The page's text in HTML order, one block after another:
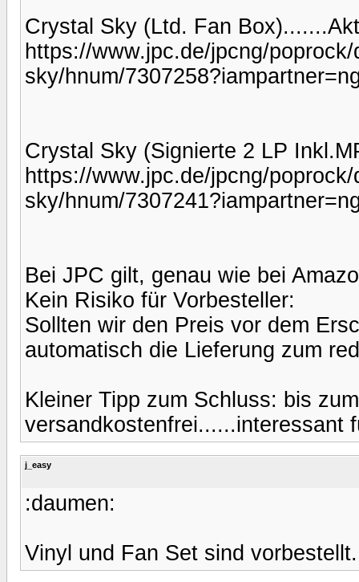
Crystal Sky (Ltd. Fan
https://www.jpc.de/jpcng/
sky/hnum/
Crystal Sky (Signierte 2 LP
https://www.jpc.de/jpcng/
sky/hnum/
Bei JPC gilt, genau wie bei
Kein Risiko für Vorbesteller:
Sollten wir den Preis vor dem
automatisch die Lieferung zum
Kleiner Tipp zum Schluss: bis
versandkostenfrei......interessant
j_easy
:daumen:
Vinyl und Fan Set sind vorbestellt.